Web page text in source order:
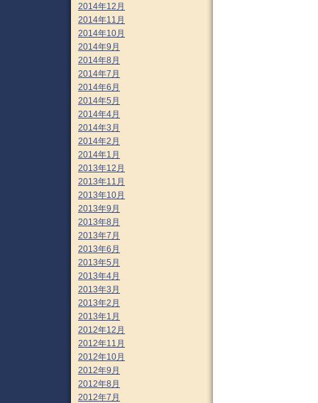
2014年12月
2014年11月
2014年10月
2014年9月
2014年8月
2014年7月
2014年6月
2014年5月
2014年4月
2014年3月
2014年2月
2014年1月
2013年12月
2013年11月
2013年10月
2013年9月
2013年8月
2013年7月
2013年6月
2013年5月
2013年4月
2013年3月
2013年2月
2013年1月
2012年12月
2012年11月
2012年10月
2012年9月
2012年8月
2012年7月